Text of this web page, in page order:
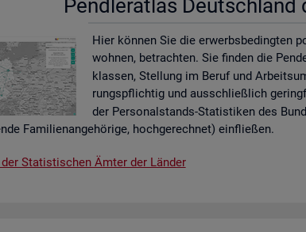
Pend­ler­at­las
Hier kön­nen Sie die er­werbs­be­ding­ten
woh­nen, be­trach­ten. Sie fin­den die
klas­sen, Stel­lung im Beruf und
rungs­pflich­tig und aus­schlie­ß­lich
der Per­so­nal­stands-Sta­tis­ti­ken des
Fa­mi­li­en­an­ge­hö­ri­ge, hoch­ge­rech­net) ein­flie­ßen.
Sta­tis­ti­schen Ämter der Län­der